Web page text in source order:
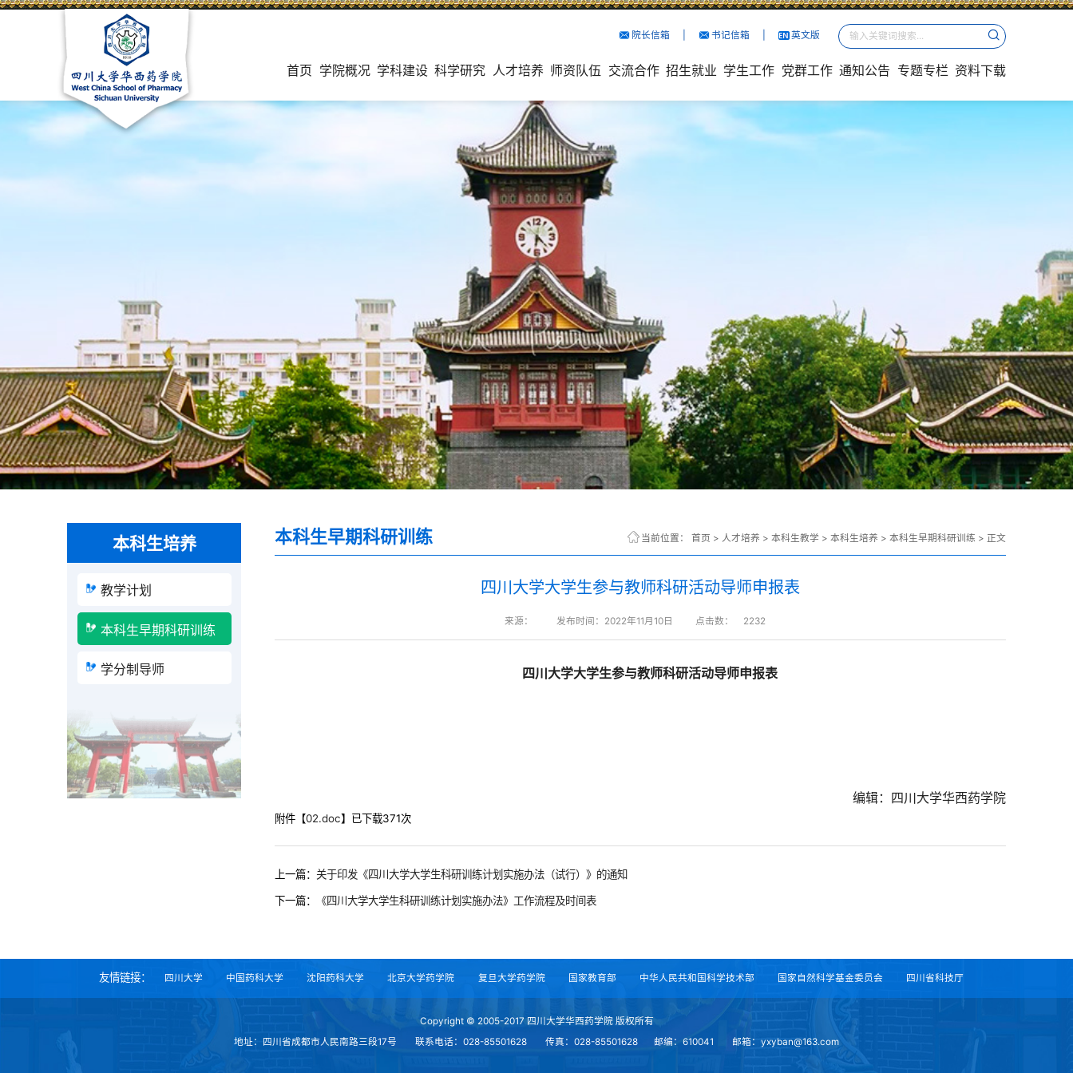
院长信箱
院长信箱
院长信箱
院长信箱
院长信箱
院长信箱
院长信箱
院长信箱
院长信箱
院长信箱
院长信箱
院长信箱
院长信箱
院长信箱
院长信箱
院长信箱
院长信箱
院长信箱
院长信箱
院长信箱
院长信箱
院长信箱
院长信箱
院长信箱
院长信箱
院长信箱
院长信箱
院长信箱
院长信箱
院长信箱
院长信箱
院长信箱
院长信箱
院长信箱
院长信箱
院长信箱
院长信箱
院长信箱
院长信箱
院长信箱
院长信箱
院长信箱
院长信箱
院长信箱
院长信箱
院长信箱
院长信箱
院长信箱
院长信箱
院长信箱
院长信箱
院长信箱
院长信箱
院长信箱
院长信箱
院长信箱
院长信箱
院长信箱
院长信箱
院长信箱
院长信箱
院长信箱
院长信箱
院长信箱
院长信箱
院长信箱
院长信箱